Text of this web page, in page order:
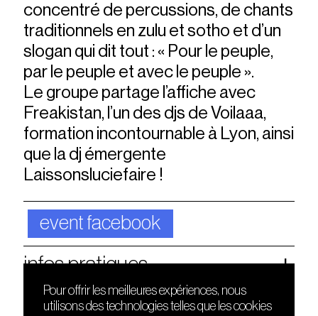
concentré de percussions, de chants
traditionnels en zulu et sotho et d’un
slogan qui dit tout : « Pour le peuple,
par le peuple et avec le peuple ».
Le groupe partage l’affiche avec
Freakistan, l’un des djs de Voilaaa,
formation incontournable à Lyon, ainsi
que la dj émergente
Laissonsluciefaire !
event facebook
infos pratiques
DÉCOUVRIR FRIENDS
Pour offrir les meilleures expériences, nous
utilisons des technologies telles que les cookies